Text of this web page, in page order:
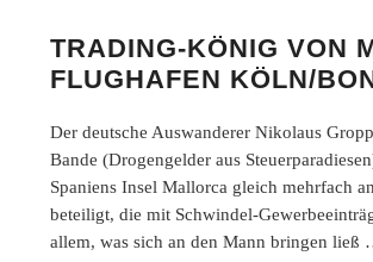
TRADING-KÖNIG VON
FLUGHAFEN KÖLN/
Der deutsche Auswanderer Nikolaus
Bande (Drogengelder aus
Spaniens Insel Mallorca gleich mehrfach
beteiligt, die mit Schwindel-
allem, was sich an den Mann bringen